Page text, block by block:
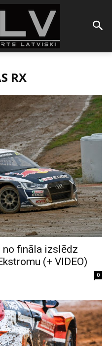
RX
no fināla izslēdz
(+ VIDEO)
0